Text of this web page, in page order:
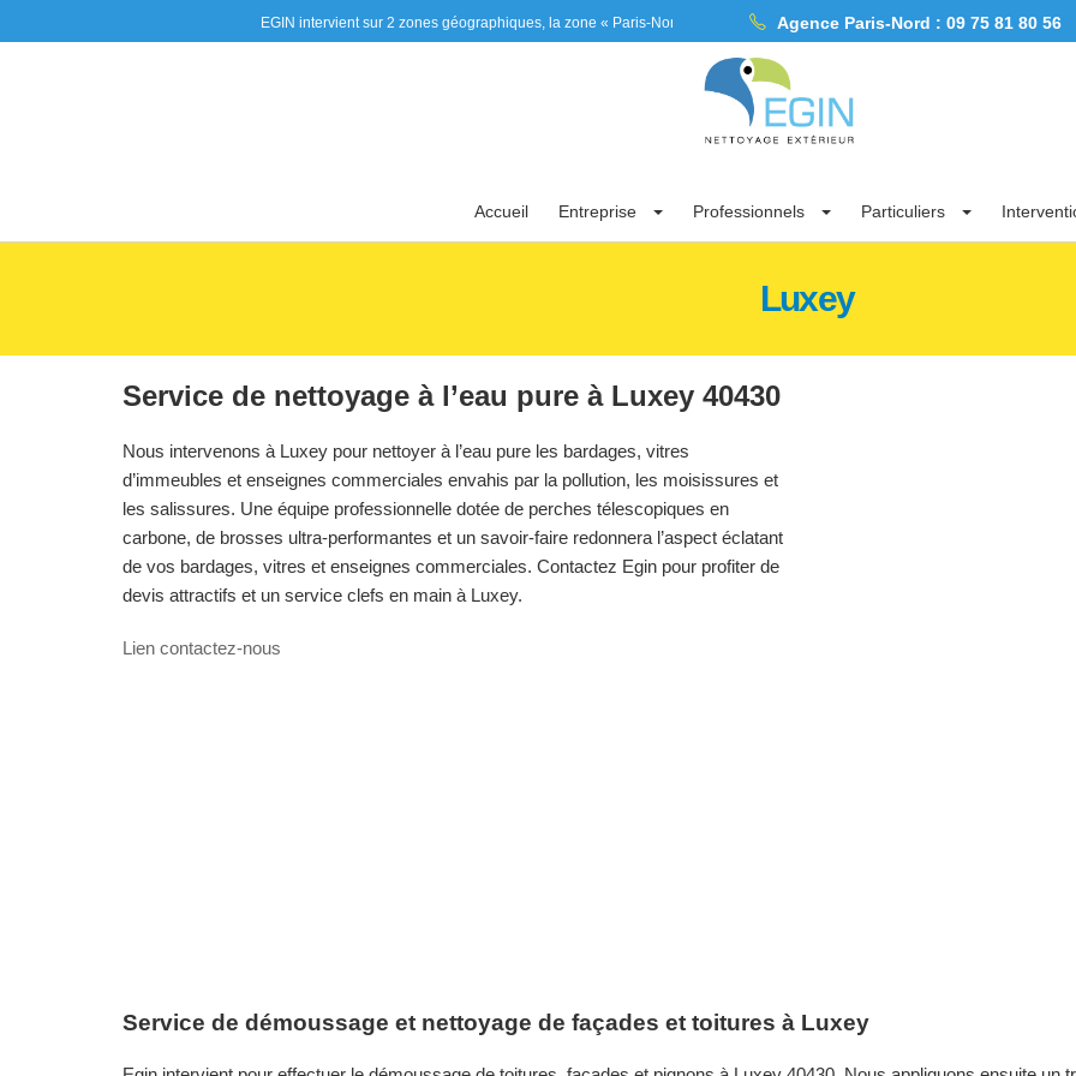
EGIN intervient sur 2 zones géographiques, la zone « Paris-Nord » dans l’Ile de France, les Hauts de France et la Haute Normandie
Agence Paris-Nord : 09 75 81 80 56
Accueil Entreprise Professionnels Particuliers
Luxey
Service de nettoyage à l’eau pure à Luxey 40430
Nous intervenons à Luxey pour nettoyer à l’eau pure les bardages, vitres
d’immeubles et enseignes commerciales envahis par la pollution, les moisissures et
les salissures. Une équipe professionnelle dotée de perches télescopiques en
carbone, de brosses ultra-performantes et un savoir-faire redonnera l’aspect éclatant
de vos bardages, vitres et enseignes commerciales. Contactez Egin pour profiter de
devis attractifs et un service clefs en main à Luxey.
Lien contactez-nous
Service de démoussage et nettoyage de façades et toitures à Luxey